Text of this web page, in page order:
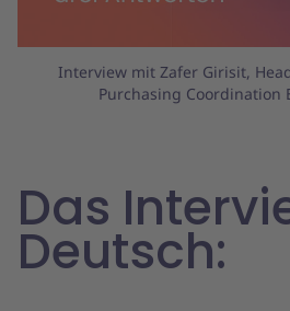
Interview mit Zafer Girisit,
Purchasing Coordination
Das
Deutsch: